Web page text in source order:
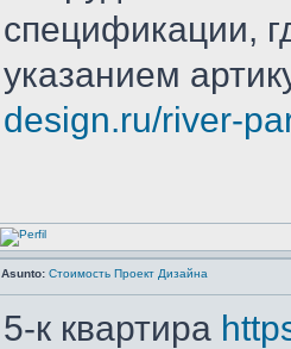
спецификации,
указанием
design.ru/river-
Asunto: Стоимость Проект Дизайна
5-к квартира